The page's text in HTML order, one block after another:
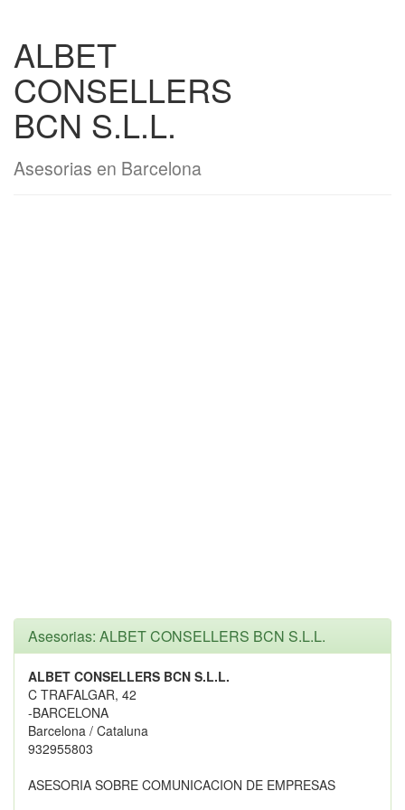
ALBET
CONSELLERS
BCN S.L.L.
Asesorias en Barcelona
Asesorias: ALBET CONSELLERS BCN S.L.L.
ALBET CONSELLERS BCN S.L.L.
C TRAFALGAR, 42
-BARCELONA
Barcelona / Cataluna
932955803
ASESORIA SOBRE COMUNICACION DE EMPRESAS